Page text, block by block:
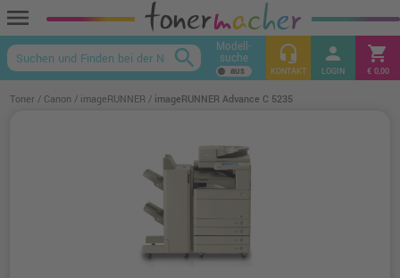
menu
keyboard_arrow_up
search Modell-
suche headset_mic
KONTAKT
person
LOGIN
shopping_cart
€ 0,00
Toner Canon imageRUNNER imageRUNNER Advance C 5235